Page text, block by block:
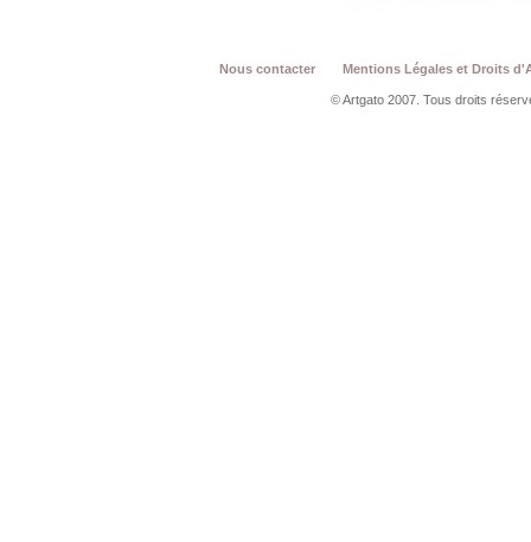
Nous contacter Mentions Légales et Droits
© Artgato 2007. Tous droits